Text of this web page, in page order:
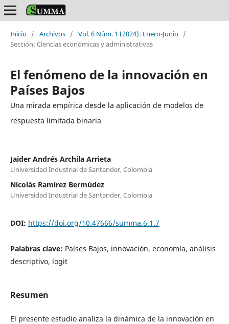
Inicio / Archivos / Vol. 6 Núm. 1 (2024): Enero-Junio /
Sección: Ciencias económicas y administrativas
El fenómeno de la innovación en
Países Bajos
Una mirada empírica desde la aplicación de modelos de
respuesta limitada binaria
Jaider Andrés Archila Arrieta
Universidad Industrial de Santander, Colombia
Nicolás Ramírez Bermúdez
Universidad Industrial de Santander, Colombia
DOI: https://doi.org/10.47666/summa.6.1.7
Palabras clave: Países Bajos, innovación, economía, análisis
descriptivo, logit
Resumen
El presente estudio analiza la dinámica de la innovación en